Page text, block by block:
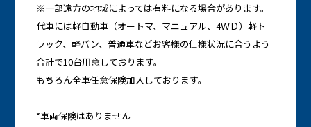
※一部遠方の地域によっては有料になる場合があります。
代車には軽自動車（オートマ、マニュアル、4ＷＤ）軽ト
ラック、軽バン、普通車などお客様の仕様状況に合うよう
合計で10台用意しております。
もちろん全車任意保険加入しております。
*車両保険はありません